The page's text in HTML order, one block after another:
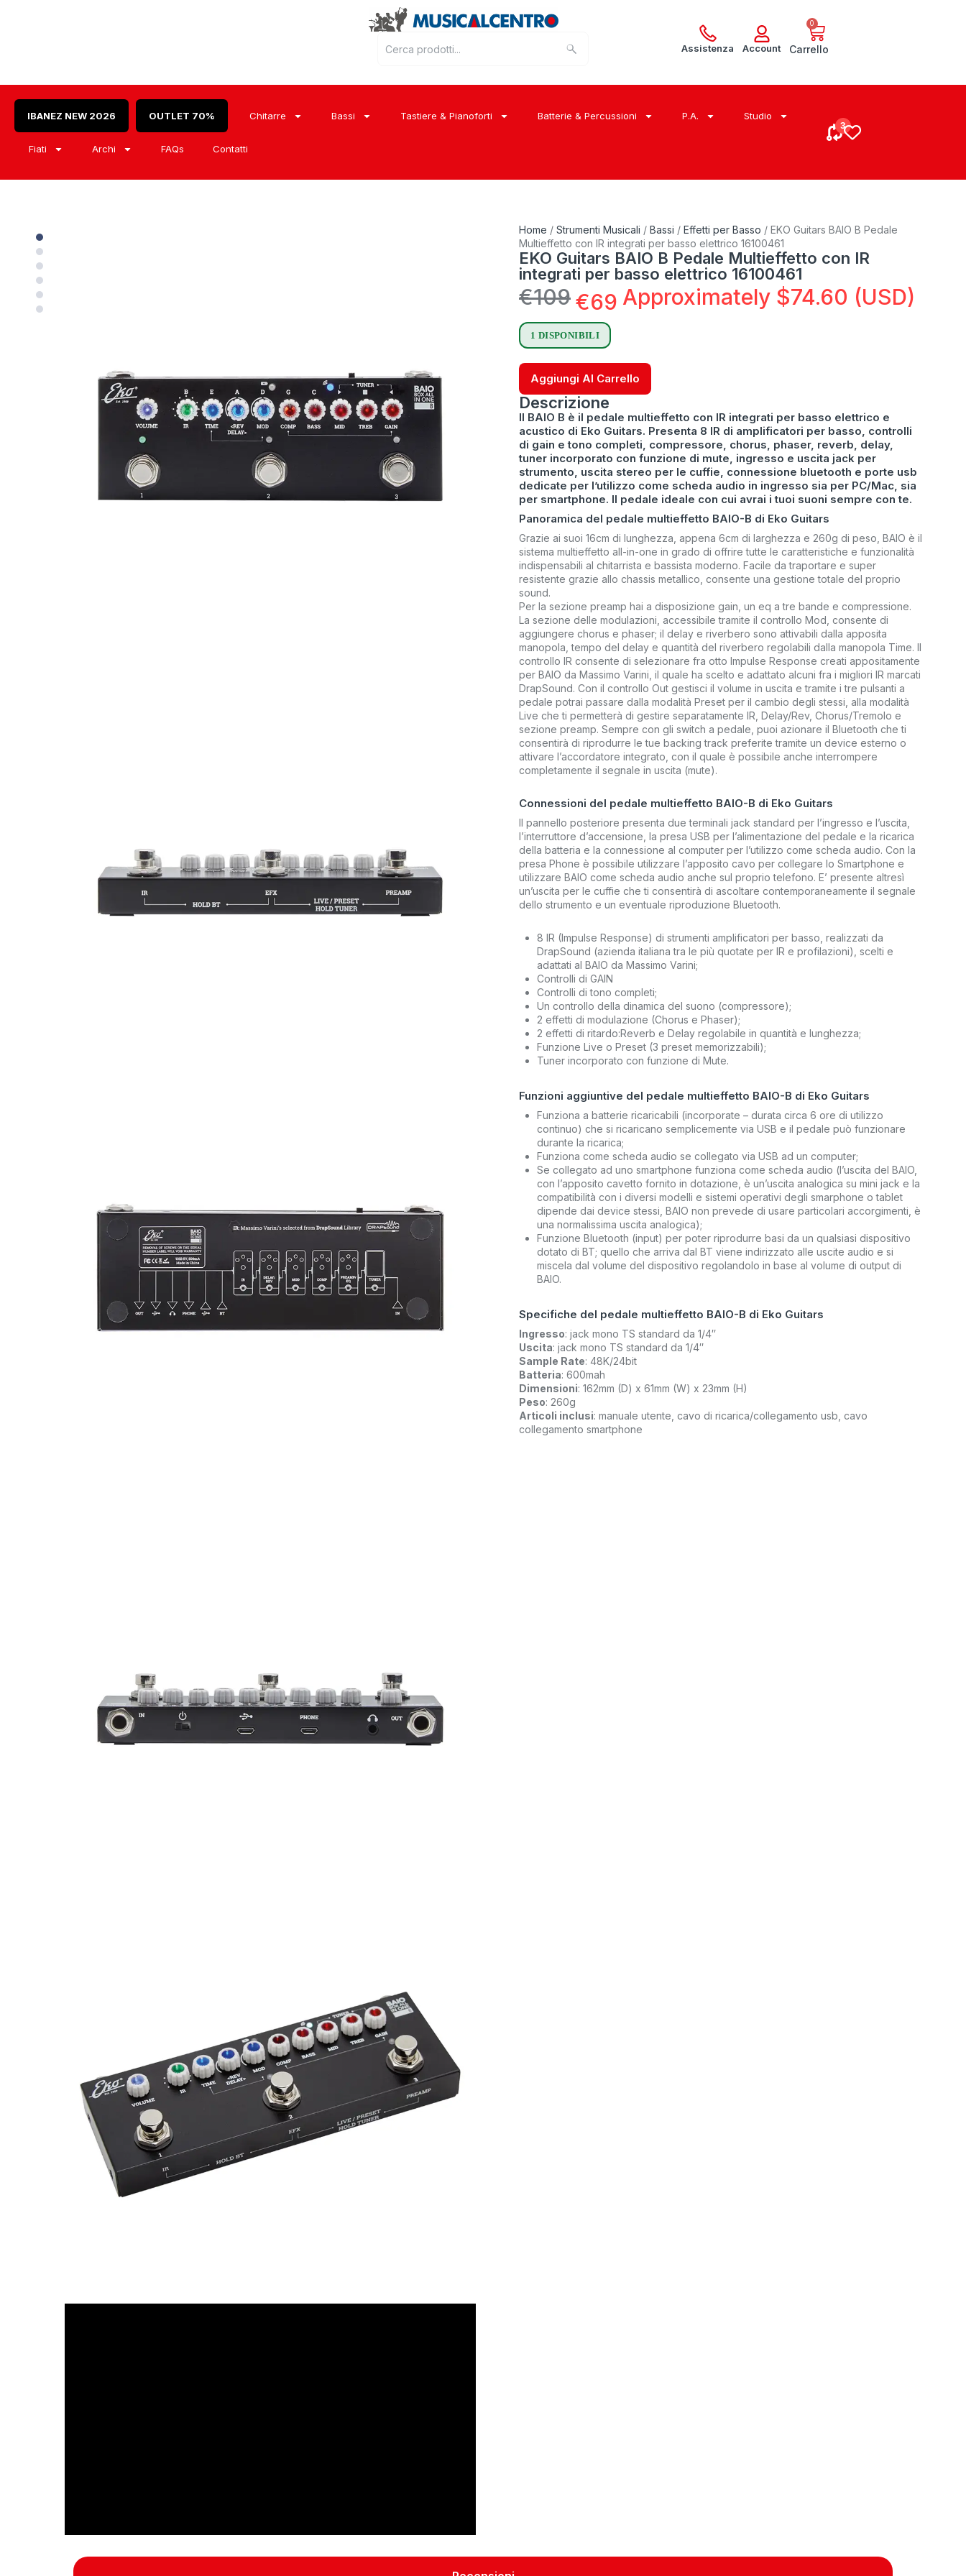
Assistenza Account
0
Carrello
IBANEZ NEW 2026 OUTLET 70% Chitarre Bassi Tastiere & Pianoforti Batterie & Percussioni P.A. Studio
Fiati Archi FAQs Contatti
Home / Strumenti Musicali / Bassi / Effetti per Basso / EKO Guitars BAIO B Pedale
Multieffetto con IR integrati per basso elettrico 16100461
EKO Guitars BAIO B Pedale Multieffetto con IR
integrati per basso elettrico 16100461
€109€69 Approximately $74.60 (USD)
1 DISPONIBILI
Aggiungi Al Carrello
Descrizione
Il BAIO B è il pedale multieffetto con IR integrati per basso elettrico e
acustico di Eko Guitars. Presenta 8 IR di amplificatori per basso, controlli
di gain e tono completi, compressore, chorus, phaser, reverb, delay,
tuner incorporato con funzione di mute, ingresso e uscita jack per
strumento, uscita stereo per le cuffie, connessione bluetooth e porte usb
dedicate per l’utilizzo come scheda audio in ingresso sia per PC/Mac, sia
per smartphone. Il pedale ideale con cui avrai i tuoi suoni sempre con te.
Panoramica del pedale multieffetto BAIO-B di Eko Guitars
Grazie ai suoi 16cm di lunghezza, appena 6cm di larghezza e 260g di peso, BAIO è il
sistema multieffetto all-in-one in grado di offrire tutte le caratteristiche e funzionalità
indispensabili al chitarrista e bassista moderno. Facile da traportare e super
resistente grazie allo chassis metallico, consente una gestione totale del proprio
sound.
Per la sezione preamp hai a disposizione gain, un eq a tre bande e compressione.
La sezione delle modulazioni, accessibile tramite il controllo Mod, consente di
aggiungere chorus e phaser; il delay e riverbero sono attivabili dalla apposita
manopola, tempo del delay e quantità del riverbero regolabili dalla manopola Time. Il
controllo IR consente di selezionare fra otto Impulse Response creati appositamente
per BAIO da Massimo Varini, il quale ha scelto e adattato alcuni fra i migliori IR marcati
DrapSound. Con il controllo Out gestisci il volume in uscita e tramite i tre pulsanti a
pedale potrai passare dalla modalità Preset per il cambio degli stessi, alla modalità
Live che ti permetterà di gestire separatamente IR, Delay/Rev, Chorus/Tremolo e
sezione preamp. Sempre con gli switch a pedale, puoi azionare il Bluetooth che ti
consentirà di riprodurre le tue backing track preferite tramite un device esterno o
attivare l’accordatore integrato, con il quale è possibile anche interrompere
completamente il segnale in uscita (mute).
Connessioni del pedale multieffetto BAIO-B di Eko Guitars
Il pannello posteriore presenta due terminali jack standard per l’ingresso e l’uscita,
l’interruttore d’accensione, la presa USB per l’alimentazione del pedale e la ricarica
della batteria e la connessione al computer per l’utilizzo come scheda audio. Con la
presa Phone è possibile utilizzare l’apposito cavo per collegare lo Smartphone e
utilizzare BAIO come scheda audio anche sul proprio telefono. E’ presente altresì
un’uscita per le cuffie che ti consentirà di ascoltare contemporaneamente il segnale
dello strumento e un eventuale riproduzione Bluetooth.
8 IR (Impulse Response) di strumenti amplificatori per basso, realizzati da
DrapSound (azienda italiana tra le più quotate per IR e profilazioni), scelti e
adattati al BAIO da Massimo Varini;
Controlli di GAIN
Controlli di tono completi;
Un controllo della dinamica del suono (compressore);
2 effetti di modulazione (Chorus e Phaser);
2 effetti di ritardo:Reverb e Delay regolabile in quantità e lunghezza;
Funzione Live o Preset (3 preset memorizzabili);
Tuner incorporato con funzione di Mute.
Funzioni aggiuntive del pedale multieffetto BAIO-B di Eko Guitars
Funziona a batterie ricaricabili (incorporate – durata circa 6 ore di utilizzo
continuo) che si ricaricano semplicemente via USB e il pedale può funzionare
durante la ricarica;
Funziona come scheda audio se collegato via USB ad un computer;
Se collegato ad uno smartphone funziona come scheda audio (l’uscita del BAIO,
con l’apposito cavetto fornito in dotazione, è un’uscita analogica su mini jack e la
compatibilità con i diversi modelli e sistemi operativi degli smarphone o tablet
dipende dai device stessi, BAIO non prevede di usare particolari accorgimenti, è
una normalissima uscita analogica);
Funzione Bluetooth (input) per poter riprodurre basi da un qualsiasi dispositivo
dotato di BT; quello che arriva dal BT viene indirizzato alle uscite audio e si
miscela dal volume del dispositivo regolandolo in base al volume di output di
BAIO.
Specifiche del pedale multieffetto BAIO-B di Eko Guitars
Ingresso: jack mono TS standard da 1/4″
Uscita: jack mono TS standard da 1/4″
Sample Rate: 48K/24bit
Batteria: 600mah
Dimensioni: 162mm (D) x 61mm (W) x 23mm (H)
Peso: 260g
Articoli inclusi: manuale utente, cavo di ricarica/collegamento usb, cavo
collegamento smartphone